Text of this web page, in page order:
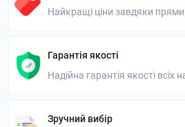
Найкращі ціни завдяки
Гарантія якості
Надійна гарантія якості всіх
Зручний вибір